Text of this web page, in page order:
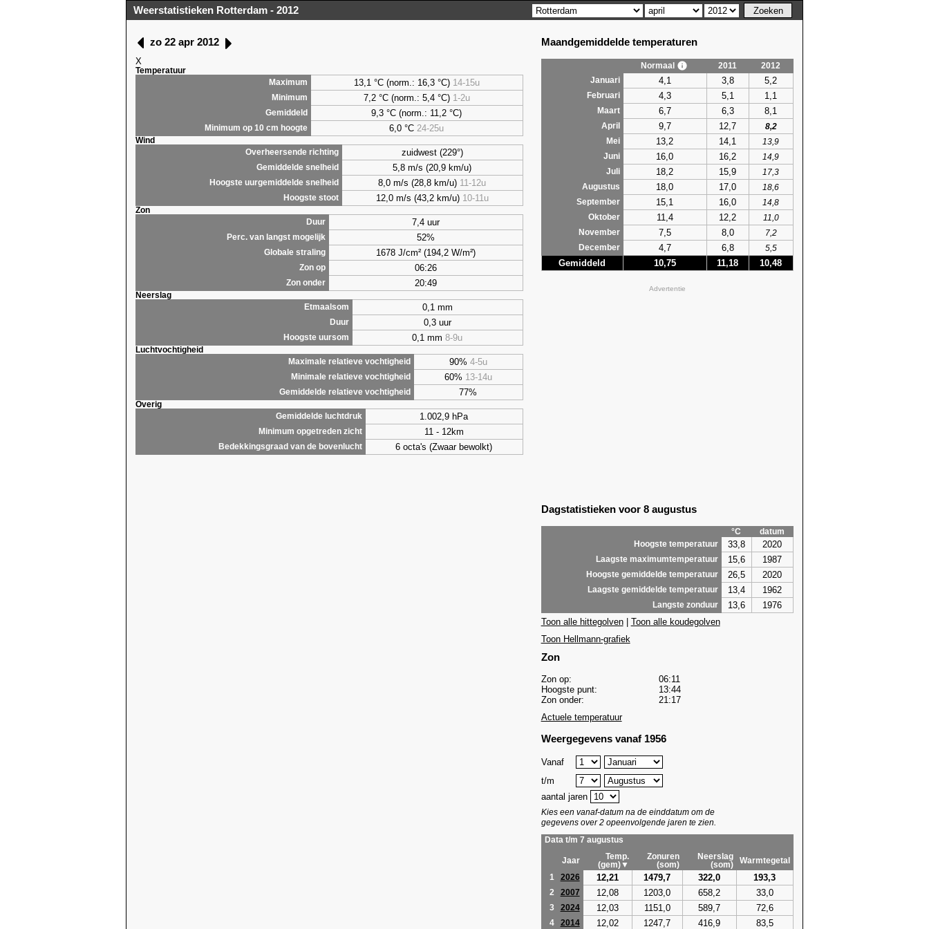
Weerstatistieken Rotterdam - 2012
zo 22 apr 2012
X
Temperatuur
Maximum
13,1 °C (norm.: 16,3 °C) 14-15u
Minimum 7,2°C (norm.: 5,4 °C) 1-2u
Gemiddeld 9,3 °C (norm.: 11,2 °C)
Minimum op 10 cm hoogte 6,0 °C 24-25u
Wind
Overheersende richting
zuidwest (229°)
Gemiddelde snelheid 5,8 m/s (20,9 km/u)
Hoogste uurgemiddelde snelheid 8,0 m/s (28,8 km/u) 11-12u
Hoogste stoot 12,0 m/s (43,2 km/u) 10-11u
Zon
Duur
7,4 uur
Perc. van langst mogelijk 52%
Globale straling 1678 J/cm² (194,2 W/m²)
Zon op 06:26
Zon onder 20:49
Neerslag
Etmaalsom
0,1 mm
Duur 0,3 uur
Hoogste uursom 0,1 mm8-9u
Luchtvochtigheid
Maximale relatieve vochtigheid
90% 4-5u
Minimale relatieve vochtigheid 60% 13-14u
Gemiddelde relatieve vochtigheid 77%
Overig
Gemiddelde luchtdruk
1.002,9 hPa
Minimum opgetreden zicht 11 - 12km
Bedekkingsgraad van de bovenlucht 6 octa's (Zwaar bewolkt)
Maandgemiddelde temperaturen
Normaal 2011
2012
Januari
4,1 3,8 5,2
Februari 4,3 5,1 1,1
Maart 6,7 6,3 8,1
April 9,7 12,7
8,2
Mei
13,2 14,1
13,9
Juni
16,0 16,2
14,9
Juli
18,2 15,9
17,3
Augustus
18,0 17,0
18,6
September
15,1 16,0
14,8
Oktober
11,4 12,2
11,0
November
7,5 8,0
7,2
December
4,7 6,8 5,5
Gemiddeld 10,75 11,18 10,48
Advertentie
Dagstatistieken voor 8 augustus
°C
datum
Hoogste temperatuur
33,8 2020
Laagste maximumtemperatuur 15,6 1987
Hoogste gemiddelde temperatuur 26,5 2020
Laagste gemiddelde temperatuur 13,4 1962
Langste zonduur 13,6
1976
Toon alle hittegolven| Toon alle koudegolven
Toon Hellmann-grafiek
Zon
Zon op:
06:11
Hoogste punt:
13:44
Zon onder:
21:17
Actuele temperatuur
Weergegevens vanaf 1956
Vanaf
t/m
aantal jaren
Kies een vanaf-datum na de einddatum om de
gegevens over 2 opeenvolgende jaren te zien.
Data t/m 7 augustus
Jaar
Temp.
(gem)▼
Zonuren
(som)
Neerslag
(som)
Warmtegetal
1
2026 12,21 1479,7 322,0 193,3
2 2007 12,08 1203,0 658,2 33,0
3 2024 12,03 1151,0 589,7 72,6
4 2014 12,02 1247,7 416,9 83,5